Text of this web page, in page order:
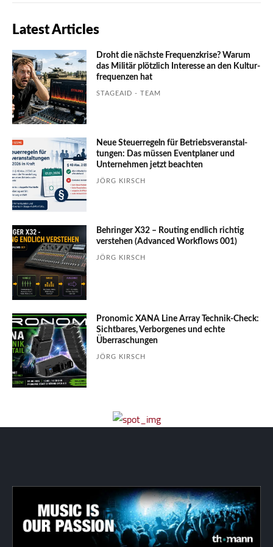
Latest Articles
Droht die nächste Frequenzkrise? Warum
das Mili­tär plötzlich Inte­resse an den Kultur­
fre­quen­zen hat
STAGEAID - TEAM
Neue Steuerregeln für Betriebs­ver­an­stal­
tungen: Das müssen Event­planer und
Unter­nehmen jetzt beachten
JÖRG KIRSCH
Behringer X32 – Routing endlich richtig
verstehen (Advanced Workflows 001)
JÖRG KIRSCH
Pronomic XANA Line Array Technik-Check:
Sichtbares, Verborgenes und echte
Überraschungen
JÖRG KIRSCH